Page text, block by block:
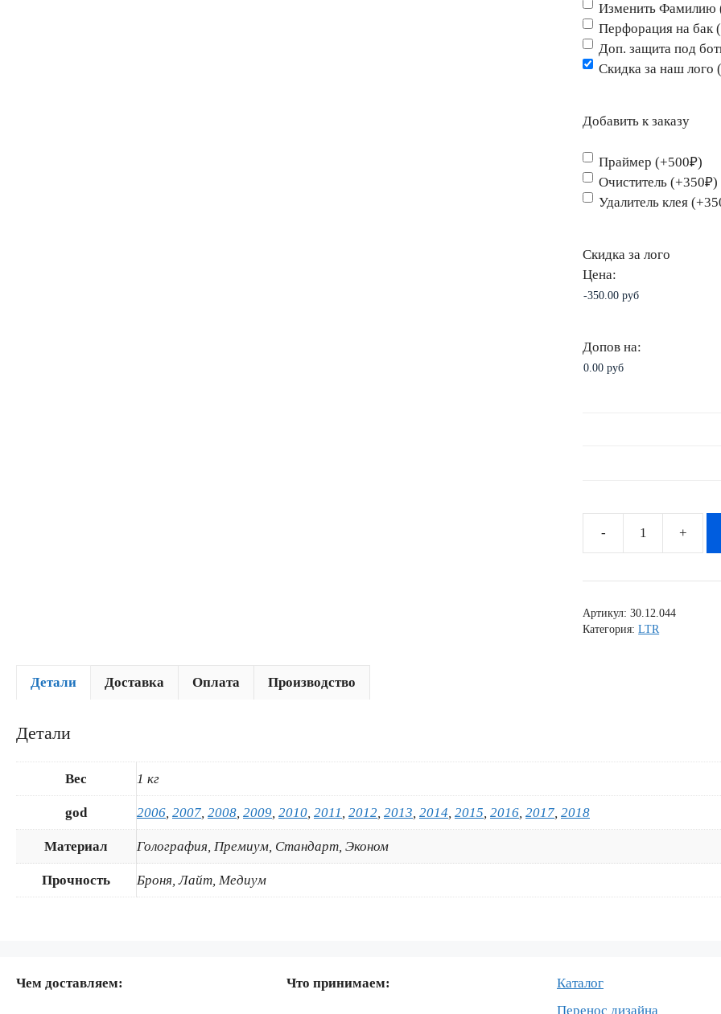
Изменить Фамилию
Перфорация на бак
Доп. защита под
Скидка за наш лого
Добавить к заказу
Праймер (+500₽)
Очиститель (+350₽)
Удалитель клея
Скидка за лого
Цена:
Допов на:
Количество
Комплект
SUZUKI
Артикул:30.12.044
Категория:LTR
Детали Доставка Оплата Производство
Детали
Вес 1 кг
god 2006, 2007, 2008, 2009, 2010, 2011, 2012, 2013, 2014, 2015, 2016, 2017, 2018
Материал Голография, Премиум, Стандарт, Эконом
Прочность Броня, Лайт, Медиум
Чем доставляем: Что принимаем:
Каталог
Перенос дизайна